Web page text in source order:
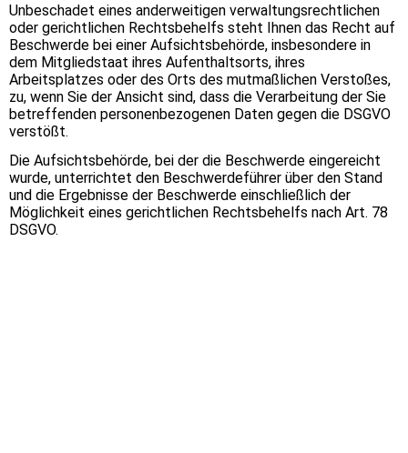
Unbeschadet eines anderweitigen verwaltungsrechtlichen
oder gerichtlichen Rechtsbehelfs steht Ihnen das Recht auf
Beschwerde bei einer Aufsichtsbehörde, insbesondere in
dem Mitgliedstaat ihres Aufenthaltsorts, ihres
Arbeitsplatzes oder des Orts des mutmaßlichen Verstoßes,
zu, wenn Sie der Ansicht sind, dass die Verarbeitung der Sie
betreffenden personenbezogenen Daten gegen die DSGVO
verstößt.
Die Aufsichtsbehörde, bei der die Beschwerde eingereicht
wurde, unterrichtet den Beschwerdeführer über den Stand
und die Ergebnisse der Beschwerde einschließlich der
Möglichkeit eines gerichtlichen Rechtsbehelfs nach Art. 78
DSGVO.